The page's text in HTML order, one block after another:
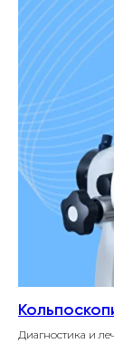
Диагностика и